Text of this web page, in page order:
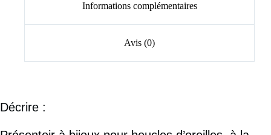
Informations complémentaires
Avis (0)
Décrire :